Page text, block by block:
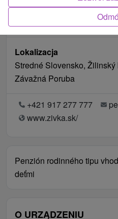
Lokalizacja
Stredné Slovensko,
Závažná Poruba
+421 917 277 777
www.zivka.sk/
Penzión rodinného tipu
deťmi
O URZĄDZENIU